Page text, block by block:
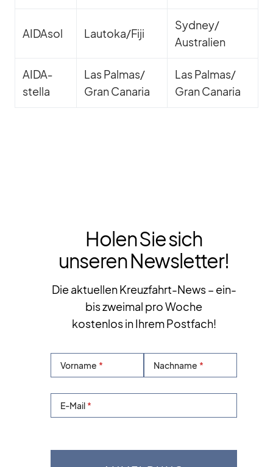
AI­DA­sol Lautoka/​Fiji
Sydney/​
Australien
AID­A­
stella
Las Palmas/​
Gran Ca­na­ria
Las Palmas/​
Gran Ca­na­ria
Holen Sie sich
unseren Newsletter!
Die aktuellen Kreuzfahrt-News – ein-
bis zweimal pro Woche
kostenlos in Ihrem Postfach!
Vorname Nachname
E-Mail